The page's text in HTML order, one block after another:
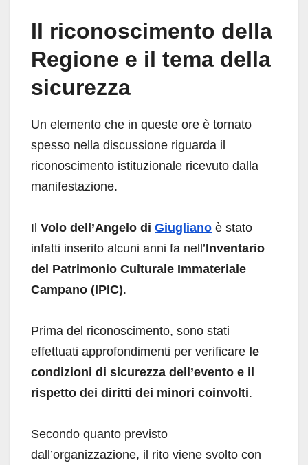
Il riconoscimento della
Regione e il tema della
sicurezza
Un elemento che in queste ore è tornato
spesso nella discussione riguarda il
riconoscimento istituzionale ricevuto dalla
manifestazione.
Il Volo dell’Angelo di Giugliano è stato
infatti inserito alcuni anni fa nell’Inventario
del Patrimonio Culturale Immateriale
Campano (IPIC).
Prima del riconoscimento, sono stati
effettuati approfondimenti per verificare le
condizioni di sicurezza dell’evento e il
rispetto dei diritti dei minori coinvolti.
Secondo quanto previsto
dall’organizzazione, il rito viene svolto con